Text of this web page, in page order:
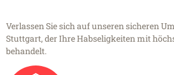
Verlassen Sie sich auf unseren sicheren
Stuttgart, der Ihre Habseligkeiten mit
behandelt.